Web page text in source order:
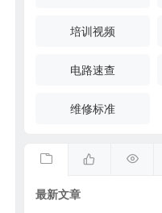
培训视频
电路速查
维修标准
最新文章